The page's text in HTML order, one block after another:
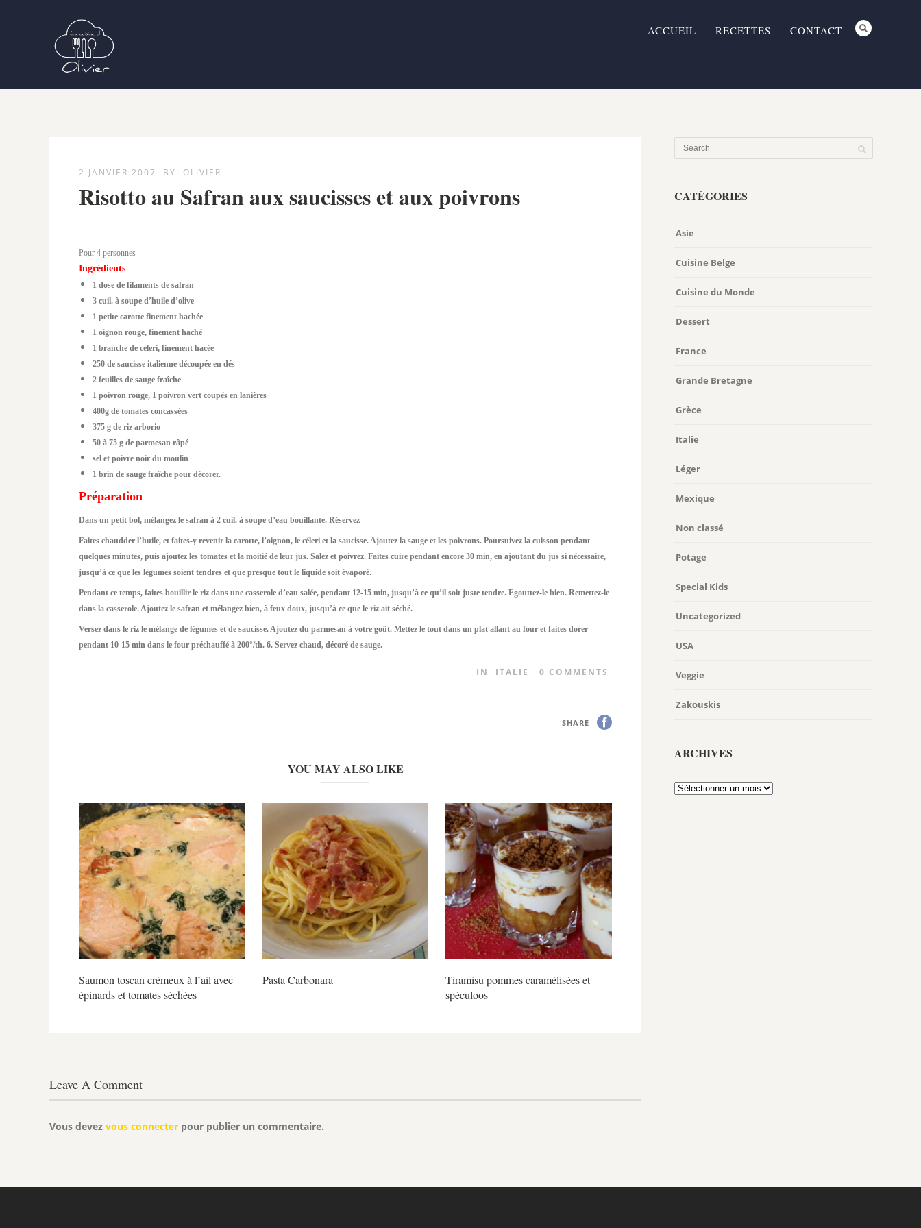
ACCUEIL RECETTES CONTACT
2 JANVIER 2007 BY OLIVIER
Risotto au Safran aux saucisses et aux poivrons
Pour 4 personnes
Ingrédients
1 dose de filaments de safran
3 cuil. à soupe d’huile d’olive
1 petite carotte finement hachée
1 oignon rouge, finement haché
1 branche de céleri, finement hacée
250 de saucisse italienne découpée en dés
2 feuilles de sauge fraîche
1 poivron rouge, 1 poivron vert coupés en lanières
400g de tomates concassées
375 g de riz arborio
50 à 75 g de parmesan râpé
sel et poivre noir du moulin
1 brin de sauge fraîche pour décorer.
Préparation
Dans un petit bol, mélangez le safran à 2 cuil. à soupe d’eau bouillante. Réservez
Faites chaudder l’huile, et faites-y revenir la carotte, l’oignon, le céleri et la saucisse. Ajoutez la sauge et les poivrons. Poursuivez la cuisson pendant
quelques minutes, puis ajoutez les tomates et la moitié de leur jus. Salez et poivrez. Faites cuire pendant encore 30 min, en ajoutant du jus si nécessaire,
jusqu’à ce que les légumes soient tendres et que presque tout le liquide soit évaporé.
Pendant ce temps, faites bouillir le riz dans une casserole d’eau salée, pendant 12-15 min, jusqu’à ce qu’il soit juste tendre. Egouttez-le bien. Remettez-le
dans la casserole. Ajoutez le safran et mélangez bien, à feux doux, jusqu’à ce que le riz ait séché.
Versez dans le riz le mélange de légumes et de saucisse. Ajoutez du parmesan à votre goût. Mettez le tout dans un plat allant au four et faites dorer
pendant 10-15 min dans le four préchauffé à 200°/th. 6. Servez chaud, décoré de sauge.
IN ITALIE 0 COMMENTS
SHARE
YOU MAY ALSO LIKE
Saumon toscan crémeux à l’ail avec
épinards et tomates séchées
Pasta Carbonara
Tiramisu pommes caramélisées et
spéculoos
Leave A Comment
Vous devez vous connecter pour publier un commentaire.
CATÉGORIES
Asie
Cuisine Belge
Cuisine du Monde
Dessert
France
Grande Bretagne
Grèce
Italie
Léger
Mexique
Non classé
Potage
Special Kids
Uncategorized
USA
Veggie
Zakouskis
ARCHIVES
Archives